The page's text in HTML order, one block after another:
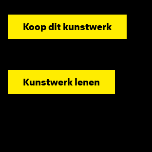
Koop dit kunstwerk
Kunstwerk lenen